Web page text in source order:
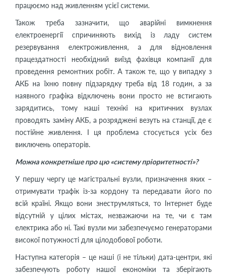
працюємо над живленням усієї системи.
Також треба зазначити, що аварійні вимкнення
електроенергії спричиняють вихід із ладу систем
резервування електроживлення, а для відновлення
працездатності необхідний виїзд фахівця компанії для
проведення ремонтних робіт. А також те, що у випадку з
АКБ на їхню повну підзарядку треба від 18 годин, а за
наявного графіка відключень вони просто не встигають
зарядитись, тому наші технікі на критичних вузлах
проводять заміну АКБ, а розряджені везуть на станції, де є
постійне живлення. І ця проблема стосується усіх без
виключень операторів.
Можна конкретніше про цю «систему пріоритетності»?
У першу чергу це магістральні вузли, призначення яких –
отримувати трафік із-за кордону та передавати його по
всій країні. Якщо вони знеструмляться, то Інтернет буде
відсутній у цілих містах, незважаючи на те, чи є там
електрика або ні. Такі вузли ми забезпечуємо генераторами
високої потужності для цілодобової роботи.
Наступна категорія – це наші (і не тільки) дата-центри, які
забезпечують роботу нашої економіки та зберігають